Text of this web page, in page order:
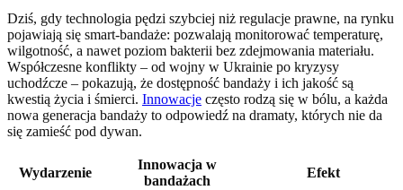
Dziś, gdy technologia pędzi szybciej niż regulacje prawne, na rynku
pojawiają się smart-bandaże: pozwalają monitorować temperaturę,
wilgotność, a nawet poziom bakterii bez zdejmowania materiału.
Współczesne konflikty – od wojny w Ukrainie po kryzysy
uchodźcze – pokazują, że dostępność bandaży i ich jakość są
kwestią życia i śmierci. Innowacje często rodzą się w bólu, a każda
nowa generacja bandaży to odpowiedź na dramaty, których nie da
się zamieść pod dywan.
Wydarzenie
Innowacja w
bandażach
Efekt